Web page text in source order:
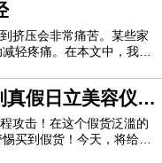
顿饭少吃12％的卡路里。
人员认为，这表明豆
挤压会非常痛苦。某些家
轻疼痛。在本文中，我们
锻炼方法。神经传递疼痛
现问题时，症状可能会非
问题是当神经被附近的
假日立美容仪
图
攻击！在这个假货泛滥的
买到假货！今天，将给大